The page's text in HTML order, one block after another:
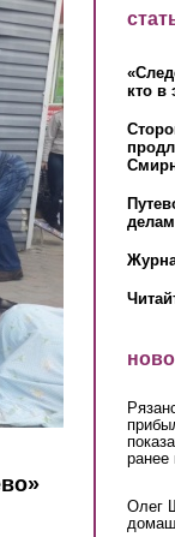
кто в
ранее
Олег